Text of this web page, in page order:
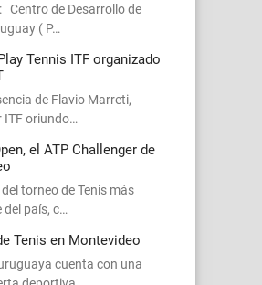
Centro de Desarrollo de
( P…
Tennis ITF organizado
de Flavio Marreti,
ITF oriundo…
el ATP Challenger de
torneo de Tenis más
país, c…
Tenis en Montevideo
cuenta con una